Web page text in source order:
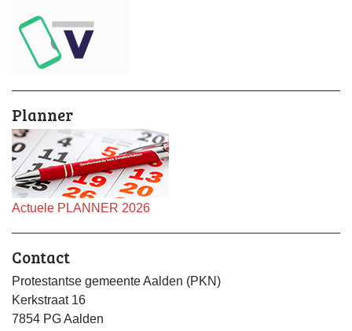
Planner
Actuele PLANNER 2026
Contact
Protestantse gemeente Aalden (PKN)
Kerkstraat 16
7854 PG Aalden